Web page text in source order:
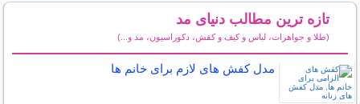
تازه ترین مطالب دنیای مد
(طلا و جواهرات، لباس و کیف و کفش، دکوراسیون، مد و...)
مدل کفش های لازم برای خانم ها